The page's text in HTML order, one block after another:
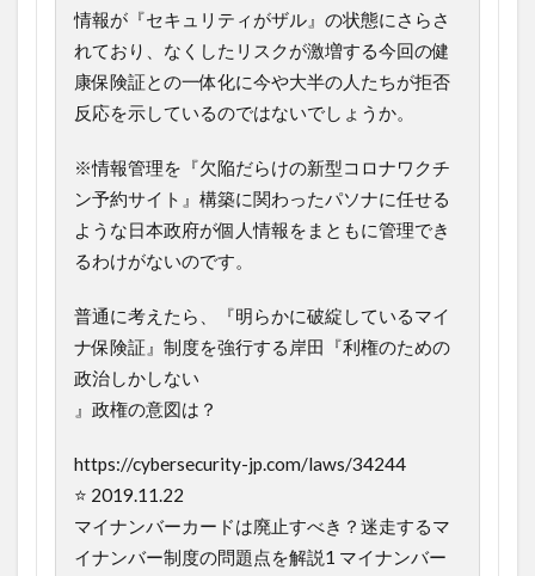
情報が『セキュリティがザル』の状態にさらさ
れており、なくしたリスクが激増する今回の健
康保険証との一体化に今や大半の人たちが拒否
反応を示しているのではないでしょうか。
※情報管理を『欠陥だらけの新型コロナワクチ
ン予約サイト』構築に関わったパソナに任せる
ような日本政府が個人情報をまともに管理でき
るわけがないのです。
普通に考えたら、『明らかに破綻しているマイ
ナ保険証』制度を強行する岸田『利権のための
政治しかしない
』政権の意図は？
https://cybersecurity-jp.com/laws/34244
⭐ 2019.11.22
マイナンバーカードは廃止すべき？迷走するマ
イナンバー制度の問題点を解説1 マイナンバー